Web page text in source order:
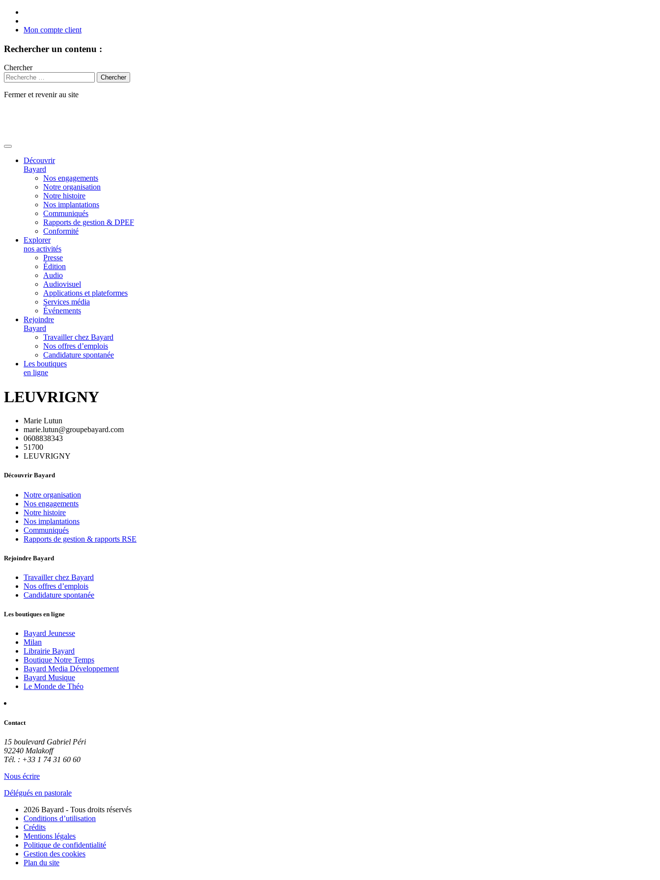
Mon compte client
Rechercher un contenu :
Chercher
Fermer et revenir au site
Découvrir
Bayard
Nos engagements
Notre organisation
Notre histoire
Nos implantations
Communiqués
Rapports de gestion & DPEF
Conformité
Explorer
nos activités
Presse
Édition
Audio
Audiovisuel
Applications et plateformes
Services média
Événements
Rejoindre
Bayard
Travailler chez Bayard
Nos offres d’emplois
Candidature spontanée
Les boutiques
en ligne
LEUVRIGNY
Marie Lutun
marie.lutun@groupebayard.com
0608838343
51700
LEUVRIGNY
Découvrir Bayard
Notre organisation
Nos engagements
Notre histoire
Nos implantations
Communiqués
Rapports de gestion & rapports RSE
Rejoindre Bayard
Travailler chez Bayard
Nos offres d’emplois
Candidature spontanée
Les boutiques en ligne
Bayard Jeunesse
Milan
Librairie Bayard
Boutique Notre Temps
Bayard Media Développement
Bayard Musique
Le Monde de Théo
Contact
15 boulevard Gabriel Péri
92240 Malakoff
Tél. : +33 1 74 31 60 60
Nous écrire
Délégués en pastorale
2026 Bayard - Tous droits réservés
Conditions d’utilisation
Crédits
Mentions légales
Politique de confidentialité
Gestion des cookies
Plan du site